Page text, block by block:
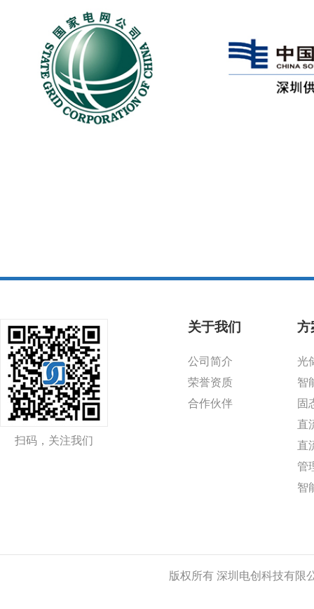
扫码，关注我们
关于我们
公司简介
荣誉资质
合作伙伴
方
光
智
固
直
直
管
智
版权所有 深圳电创科技有限